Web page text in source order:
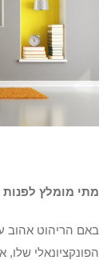
מתי מומלץ
באם הריהוט אהוב
הפונקציונאלי